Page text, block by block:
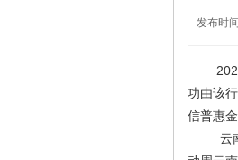
发布时
2020
功由该
信普惠
云南省